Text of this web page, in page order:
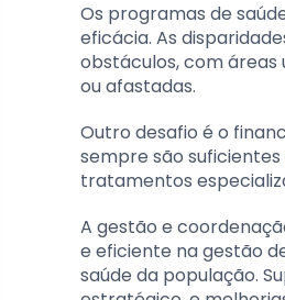
Os programas de
eficácia. As
obstáculos, com
ou afastadas.
Outro desafio é o
sempre são
tratamentos
A gestão e
e eficiente na gestão
saúde da população.